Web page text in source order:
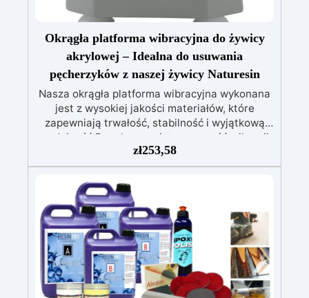
Okrągła platforma wibracyjna do żywicy
akrylowej – Idealna do usuwania
pęcherzyków z naszej żywicy Naturesin
Nasza okrągła platforma wibracyjna wykonana
jest z wysokiej jakości materiałów, które
zapewniają trwałość, stabilność i wyjątkową
wydajność.Regulowana intensywność wibracji
umożliwia skuteczne usuwanie pęcherzyków
powietrza z żywicy, gipsu, zaprawy lub
cementu, uzyskując jednolite i gęste
powierzchnie. Ergonomiczna konstrukcja oraz
intuicyjne pokrętło sprawiają, że urządzenie
jest bardzo łatwe w obsłudze, nawet dla
początkujących. Dodatkowo zoptymalizowana
struktura wewnętrzna zmniejsza hałas podczas
pracy, zapewniając ciche i komfortowe
środowisko. Idealna dla rzemieślników, twórców
zł253,58